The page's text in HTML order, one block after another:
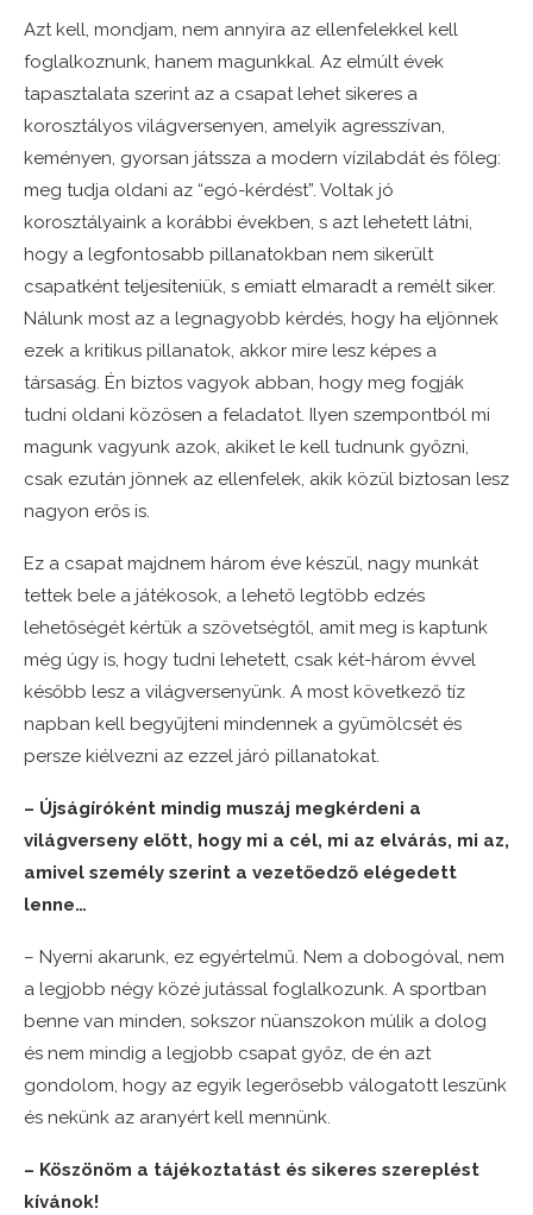
Azt kell, mondjam, nem annyira az ellenfelekkel kell
foglalkoznunk, hanem magunkkal. Az elmúlt évek
tapasztalata szerint az a csapat lehet sikeres a
korosztályos világversenyen, amelyik agresszívan,
keményen, gyorsan játssza a modern vízilabdát és főleg:
meg tudja oldani az “egó-kérdést”. Voltak jó
korosztályaink a korábbi években, s azt lehetett látni,
hogy a legfontosabb pillanatokban nem sikerült
csapatként teljesíteniük, s emiatt elmaradt a remélt siker.
Nálunk most az a legnagyobb kérdés, hogy ha eljönnek
ezek a kritikus pillanatok, akkor mire lesz képes a
társaság. Én biztos vagyok abban, hogy meg fogják
tudni oldani közösen a feladatot. Ilyen szempontból mi
magunk vagyunk azok, akiket le kell tudnunk győzni,
csak ezután jönnek az ellenfelek, akik közül biztosan lesz
nagyon erős is.
Ez a csapat majdnem három éve készül, nagy munkát
tettek bele a játékosok, a lehető legtöbb edzés
lehetőségét kértük a szövetségtől, amit meg is kaptunk
még úgy is, hogy tudni lehetett, csak két-három évvel
később lesz a világversenyünk. A most következő tíz
napban kell begyűjteni mindennek a gyümölcsét és
persze kiélvezni az ezzel járó pillanatokat.
– Újságíróként mindig muszáj megkérdeni a
világverseny előtt, hogy mi a cél, mi az elvárás, mi az,
amivel személy szerint a vezetőedző elégedett
lenne…
– Nyerni akarunk, ez egyértelmű. Nem a dobogóval, nem
a legjobb négy közé jutással foglalkozunk. A sportban
benne van minden, sokszor nüanszokon múlik a dolog
és nem mindig a legjobb csapat győz, de én azt
gondolom, hogy az egyik legerősebb válogatott leszünk
és nekünk az aranyért kell mennünk.
– Köszönöm a tájékoztatást és sikeres szereplést
kívánok!